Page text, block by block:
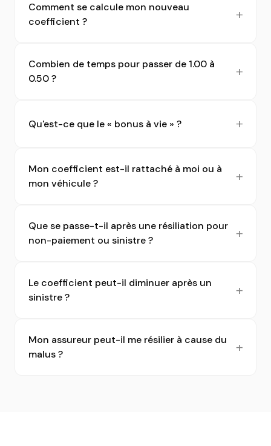
Comment se calcule mon nouveau
coefficient ?
Combien de temps pour passer de 1.00 à
0.50 ?
Qu'est-ce que le « bonus à vie » ?
Mon coefficient est-il rattaché à moi ou à
mon véhicule ?
Que se passe-t-il après une résiliation pour
non-paiement ou sinistre ?
Le coefficient peut-il diminuer après un
sinistre ?
Mon assureur peut-il me résilier à cause du
malus ?